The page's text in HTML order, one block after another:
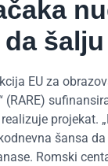
EU za
projekat.
šansa
Romski